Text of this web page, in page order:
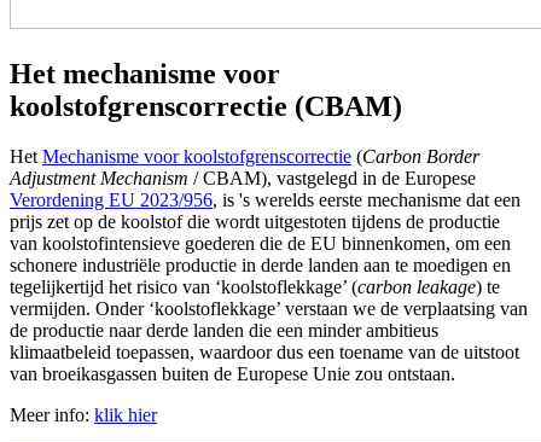
Het mechanisme voor
koolstofgrenscorrectie (CBAM)
HetMechanisme voor koolstofgrenscorrectie (Carbon Border
Adjustment Mechanism / CBAM), vastgelegd in de Europese
Verordening EU 2023/956, is 's werelds eerste mechanisme dat een
prijs zet op de koolstof die wordt uitgestoten tijdens de productie
van koolstofintensieve goederen die de EU binnenkomen, om een
schonere industriële productie in derde landen aan te moedigen en
tegelijkertijd het risico van ‘koolstoflekkage’ (carbon leakage) te
vermijden. Onder ‘koolstoflekkage’ verstaan we de verplaatsing van
de productie naar derde landen die een minder ambitieus
klimaatbeleid toepassen, waardoor dus een toename van de uitstoot
van broeikasgassen buiten de Europese Unie zou ontstaan.
Meer info: klik hier